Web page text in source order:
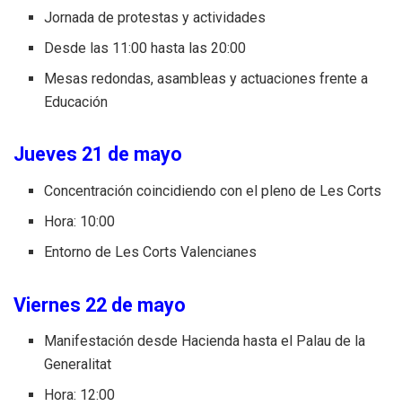
Jornada de protestas y actividades
Desde las 11:00 hasta las 20:00
Mesas redondas, asambleas y actuaciones frente a
Educación
Jueves 21 de mayo
Concentración coincidiendo con el pleno de Les Corts
Hora: 10:00
Entorno de Les Corts Valencianes
Viernes 22 de mayo
Manifestación desde Hacienda hasta el Palau de la
Generalitat
Hora: 12:00